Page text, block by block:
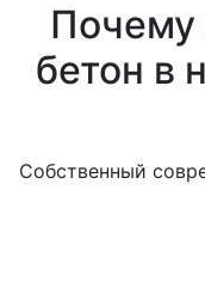
Почему
бетон в
Собственный